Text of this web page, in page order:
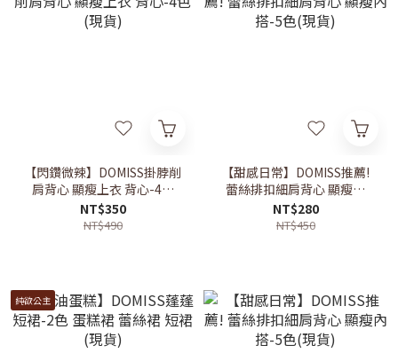
【閃鑽微辣】DOMISS掛脖削
肩背心 顯瘦上衣 背心-4色
(現貨)
NT$350
NT$490
【甜感日常】DOMISS推薦!
蕾絲排扣細肩背心 顯瘦內
搭-5色(現貨)
NT$280
NT$450
純欲公主